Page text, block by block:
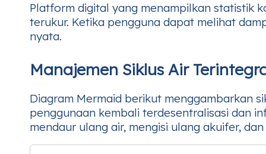
Platform digital yang menampilkan statistik
terukur. Ketika pengguna dapat melihat
nyata.
Manajemen Siklus Air
Diagram Mermaid berikut menggambarkan
penggunaan kembali terdesentralisasi dan
mendaur ulang air, mengisi ulang akuifer,